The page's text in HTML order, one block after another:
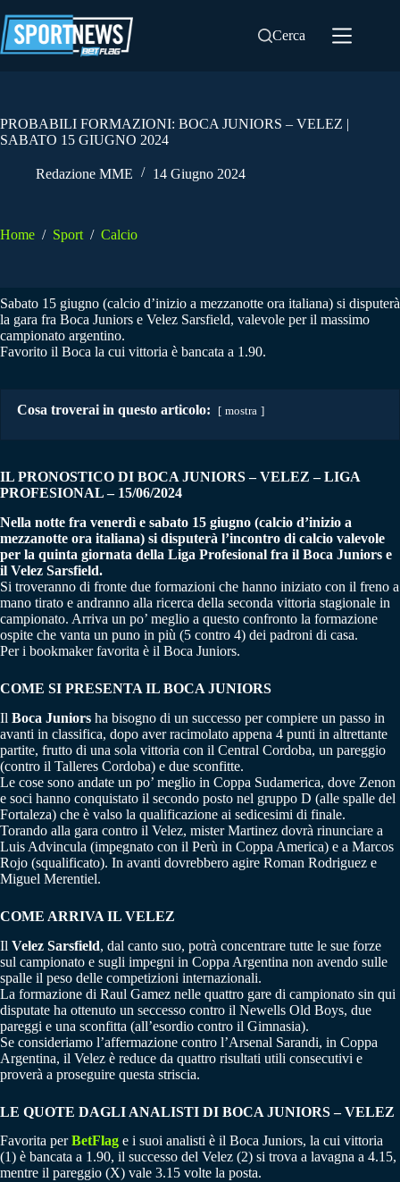
al
contenuto
Cerca
PROBABILI FORMAZIONI: BOCA JUNIORS – VELEZ |
SABATO 15 GIUGNO 2024
Redazione MME 14 Giugno 2024
Home / Sport / Calcio
Sabato 15 giugno (calcio d’inizio a mezzanotte ora italiana) si disputerà
la gara fra Boca Juniors e Velez Sarsfield, valevole per il massimo
campionato argentino.
Favorito il Boca la cui vittoria è bancata a 1.90.
Cosa troverai in questo articolo: mostra
IL PRONOSTICO DI BOCA JUNIORS – VELEZ – LIGA
PROFESIONAL – 15/06/2024
Nella notte fra venerdì e sabato 15 giugno (calcio d’inizio a
mezzanotte ora italiana) si disputerà l’incontro di calcio valevole
per la quinta giornata della Liga Profesional fra il Boca Juniors e
il Velez Sarsfield.
Si troveranno di fronte due formazioni che hanno iniziato con il freno a
mano tirato e andranno alla ricerca della seconda vittoria stagionale in
campionato. Arriva un po’ meglio a questo confronto la formazione
ospite che vanta un puno in più (5 contro 4) dei padroni di casa.
Per i bookmaker favorita è il Boca Juniors.
COME SI PRESENTA IL BOCA JUNIORS
Il Boca Juniors ha bisogno di un successo per compiere un passo in
avanti in classifica, dopo aver racimolato appena 4 punti in altrettante
partite, frutto di una sola vittoria con il Central Cordoba, un pareggio
(contro il Talleres Cordoba) e due sconfitte.
Le cose sono andate un po’ meglio in Coppa Sudamerica, dove Zenon
e soci hanno conquistato il secondo posto nel gruppo D (alle spalle del
Fortaleza) che è valso la qualificazione ai sedicesimi di finale.
Torando alla gara contro il Velez, mister Martinez dovrà rinunciare a
Luis Advincula (impegnato con il Perù in Coppa America) e a Marcos
Rojo (squalificato). In avanti dovrebbero agire Roman Rodriguez e
Miguel Merentiel.
COME ARRIVA IL VELEZ
Il Velez Sarsfield, dal canto suo, potrà concentrare tutte le sue forze
sul campionato e sugli impegni in Coppa Argentina non avendo sulle
spalle il peso delle competizioni internazionali.
La formazione di Raul Gamez nelle quattro gare di campionato sin qui
disputate ha ottenuto un seccesso contro il Newells Old Boys, due
pareggi e una sconfitta (all’esordio contro il Gimnasia).
Se consideriamo l’affermazione contro l’Arsenal Sarandi, in Coppa
Argentina, il Velez è reduce da quattro risultati utili consecutivi e
proverà a proseguire questa striscia.
LE QUOTE DAGLI ANALISTI DI BOCA JUNIORS – VELEZ
Favorita perBetFlag e i suoi analisti è il Boca Juniors, la cui vittoria
(1) è bancata a 1.90, il successo del Velez (2) si trova a lavagna a 4.15,
mentre il pareggio (X) vale 3.15 volte la posta.